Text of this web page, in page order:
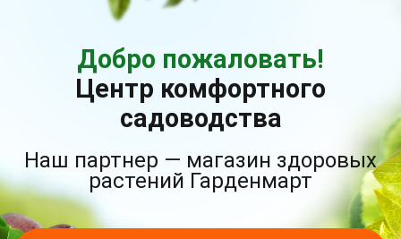
Добро пожаловать!
Центр комфортного
садоводства
Наш партнер — магазин здоровых
растений Гарденмарт